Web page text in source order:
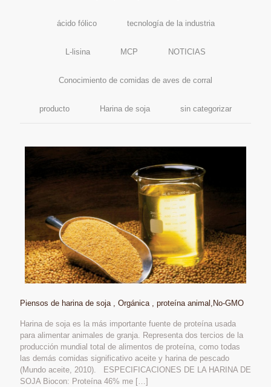
ácido fólico tecnología de la industria
L-lisina MCP NOTICIAS
Conocimiento de comidas de aves de corral
producto Harina de soja sin categorizar
Piensos de harina de soja , Orgánica , proteína animal,No-GMO
Harina de soja es la más importante fuente de proteína usada
para alimentar animales de granja. Representa dos tercios de la
producción mundial total de alimentos de proteína, como todas
las demás comidas significativo aceite y harina de pescado
(Mundo aceite, 2010). ESPECIFICACIONES DE LA HARINA DE
SOJA Biocon: Proteína 46% me […]